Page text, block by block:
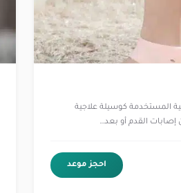
المستخدمة كوسيلة علاجية
القدم أو بعد…
احجز موعد